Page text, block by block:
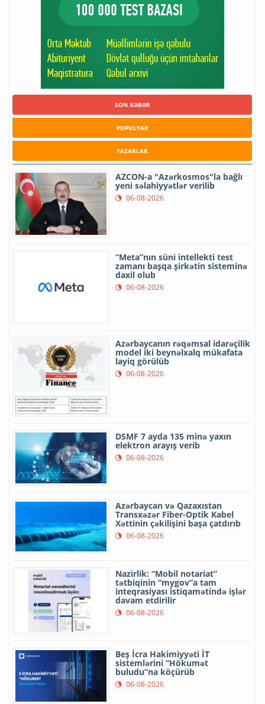
SON XƏBƏR
POPULYAR
YAZARLAR
AZCON-a "Azərkosmos"la bağlı
yeni səlahiyyətlər verilib
06-08-2026
“Meta”nın süni intellekti test
zamanı başqa şirkətin sisteminə
daxil olub
06-08-2026
Azərbaycanın rəqəmsal idarəçilik
model iki beynəlxalq mükafata
layiq görülüb
06-08-2026
DSMF 7 ayda 135 minə yaxın
elektron arayış verib
06-08-2026
Azərbaycan və Qazaxıstan
Transxəzər Fiber-Optik Kabel
Xəttinin çəkilişini başa çatdırıb
06-08-2026
Nazirlik: “Mobil notariat”
tətbiqinin “mygov”a tam
inteqrasiyası istiqamətində işlər
davam etdirilir
06-08-2026
Beş İcra Hakimiyyəti İT
sistemlərini “Hökumət
buludu”na köçürüb
06-08-2026